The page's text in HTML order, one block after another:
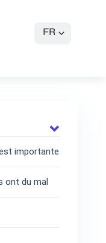
FR
importante
ont du mal